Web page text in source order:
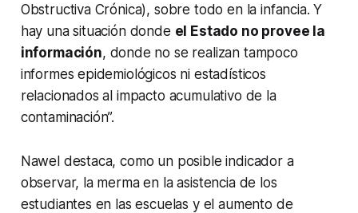
Obstructiva Crónica), sobre todo en la infancia. Y
hay una situación donde el Estado no provee la
información, donde no se realizan tampoco
informes epidemiológicos ni estadísticos
relacionados al impacto acumulativo de la
contaminación”.
Nawel destaca, como un posible indicador a
observar, la merma en la asistencia de los
estudiantes en las escuelas y el aumento de